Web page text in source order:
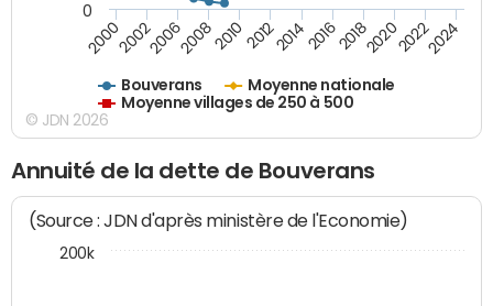
Bouverans
Moyenne nationale
Moyenne villages de 250 à 500
200020022006200820102012201420162018202020222024
0
© JDN 2026
Annuité de la dette de Bouverans
(Source : JDN d'après ministère de l'Economie)
200k